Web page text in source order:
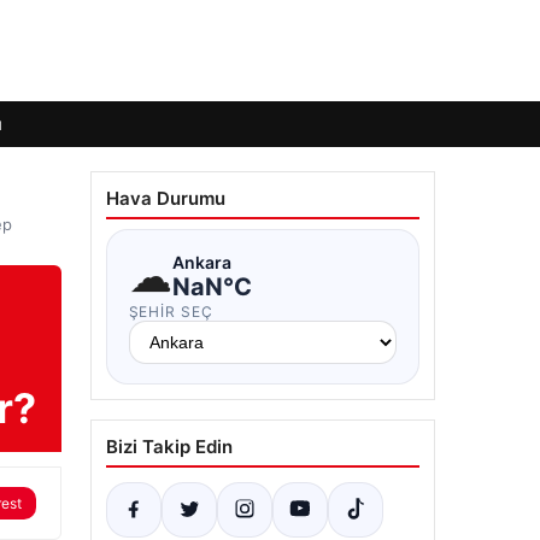
Hava Durumu
☁Ankara
NaN°C
ŞEHIR SEÇ
Bizi Takip Edin